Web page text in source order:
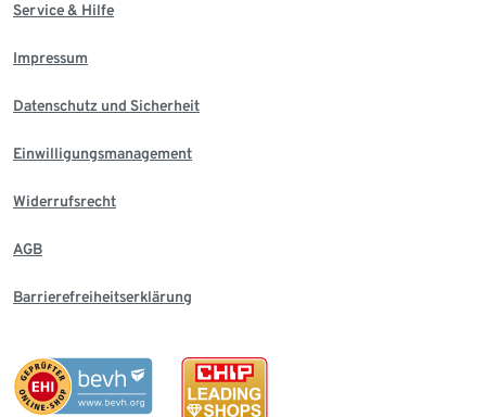
Service & Hilfe
Impressum
Datenschutz und Sicherheit
Einwilligungsmanagement
Widerrufsrecht
AGB
Barrierefreiheitserklärung